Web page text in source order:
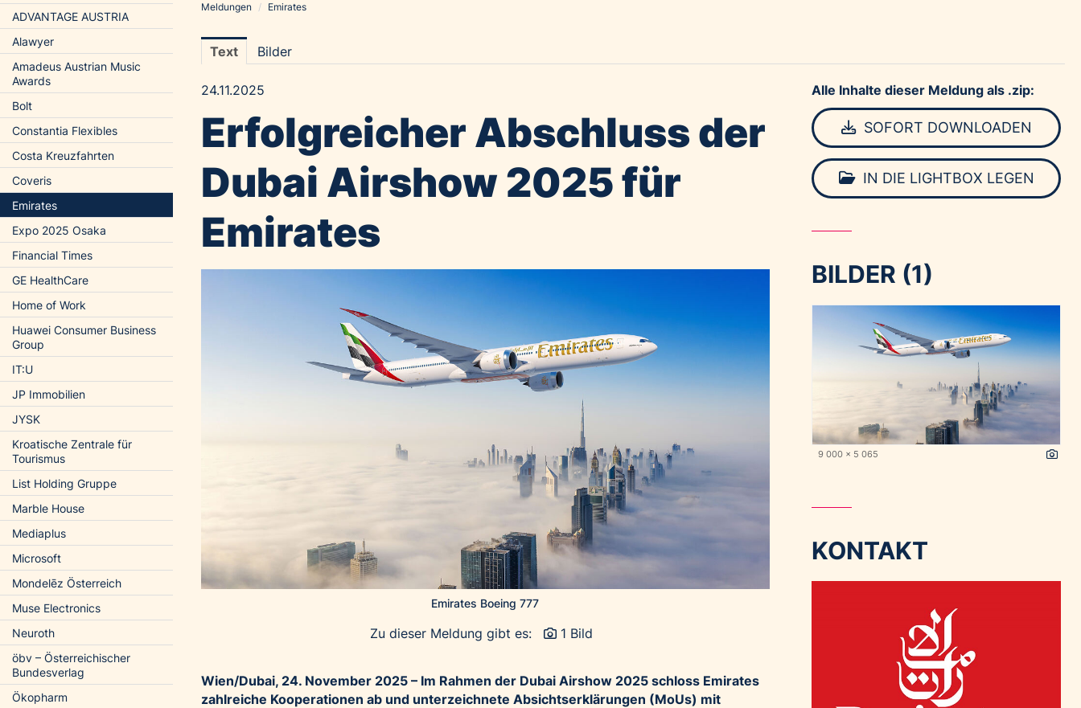
ADVANTAGE AUSTRIA
Alawyer
Amadeus Austrian Music
Awards
Bolt
Constantia Flexibles
Costa Kreuzfahrten
Coveris
Emirates
Expo 2025 Osaka
Financial Times
GE HealthCare
Home of Work
Huawei Consumer Business
Group
IT:U
JP Immobilien
JYSK
Kroatische Zentrale für
Tourismus
List Holding Gruppe
Marble House
Mediaplus
Microsoft
Mondelēz Österreich
Muse Electronics
Neuroth
öbv – Österreichischer
Bundesverlag
Ökopharm
Meldungen / Emirates
Text Bilder
24.11.2025
Erfolgreicher Abschluss der
Dubai Airshow 2025 für
Emirates
Emirates Boeing 777
Zu dieser Meldung gibt es: 1 Bild
Wien/Dubai, 24. November 2025 – Im Rahmen der Dubai Airshow 2025 schloss Emirates
zahlreiche Kooperationen ab und unterzeichnete Absichtserklärungen (MoUs) mit
Alle Inhalte dieser Meldung als .zip:
SOFORT DOWNLOADEN
IN DIE LIGHTBOX LEGEN
BILDER (1)
9 000 x 5 065
KONTAKT